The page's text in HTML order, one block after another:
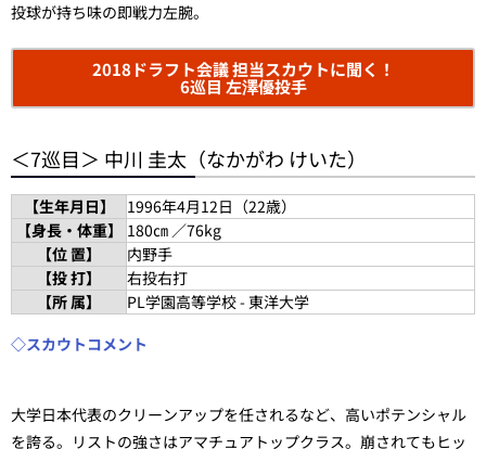
投球が持ち味の即戦力左腕。
2018ドラフト会議 担当スカウトに聞く！
6巡目 左澤優投手
＜7巡目＞ 中川 圭太（なかがわ けいた）
【生年月日】
1996年4月12日（22歳）
【身長・体重】
180㎝ ／76kg
【位 置】
内野手
【投 打】
右投右打
【所 属】
PL学園高等学校 - 東洋大学
◇スカウトコメント
大学日本代表のクリーンアップを任されるなど、高いポテンシャル
を誇る。リストの強さはアマチュアトップクラス。崩されてもヒッ